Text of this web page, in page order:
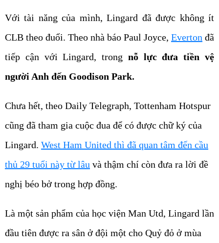
Với tài năng của mình, Lingard đã được không ít
CLB theo đuổi. Theo nhà báo Paul Joyce, Everton đã
tiếp cận với Lingard, trong nỗ lực đưa tiền vệ
người Anh đến Goodison Park.
Chưa hết, theo Daily Telegraph, Tottenham Hotspur
cũng đã tham gia cuộc đua để có được chữ ký của
Lingard. West Ham United thì đã quan tâm đến cầu
thủ 29 tuổi này từ lâu và thậm chí còn đưa ra lời đề
nghị béo bở trong hợp đồng.
Là một sản phẩm của học viện Man Utd, Lingard lần
đầu tiên được ra sân ở đội một cho Quỷ đỏ ở mùa